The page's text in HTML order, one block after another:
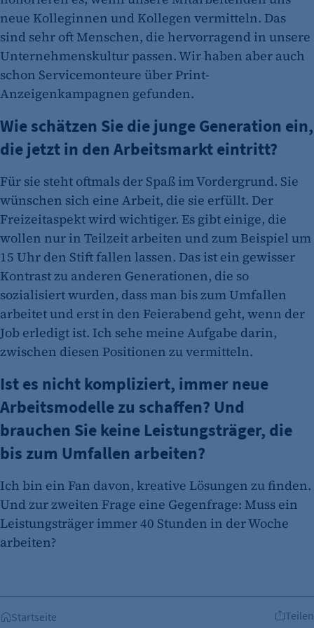
Name:
fe_typo_user
CMS TYPO3
Zweck:
Benutzer-Sessions (z. B. bei Login, Umfrage
oder Formularen). Wird auch bei Caching zur
Identifizierung verwendet.
Cookie Laufzeit:
Session
Cookie Consent
Name:
cookie_consent
Zweck:
Dieser Cookie speichert die ausgewählten
Einverständnis-Optionen des Benutzers
Cookie Laufzeit:
1 Jahr
etracker Analytics
Name:
neue Kolleginnen und Kollegen vermitteln. Das
sind sehr oft Menschen, die hervorragend in unsere
Unternehmenskultur passen. Wir haben aber auch
schon Servicemonteure über Print-
Anzeigenkampagnen gefunden.
Wie schätzen Sie die junge Generation ein,
die jetzt in den Arbeitsmarkt eintritt?
Für sie steht oftmals der Spaß im Vordergrund. Sie
wünschen sich eine Arbeit, die sie erfüllt. Der
Freizeitaspekt wird wichtiger. Es gibt einige, die
wollen nur in Teilzeit arbeiten und zum Beispiel um
15 Uhr den Stift fallen lassen. Das ist ein gewisser
Kontrast zu anderen Generationen, die so
sozialisiert wurden, dass man bis zum Umfallen
arbeitet und erst in den Feierabend geht, wenn der
Job erledigt ist. Ich sehe meine Aufgabe darin,
zwischen diesen Positionen zu vermitteln.
Ist es nicht kompliziert, immer neue
Arbeitsmodelle zu schaffen? Und
brauchen Sie keine Leistungsträger, die
bis zum Umfallen arbeiten?
Ich bin ein Fan davon, kreative Lösungen zu finden.
Und zur zweiten Frage eine Gegenfrage: Muss ein
Leistungsträger immer 40 Stunden in der Woche
arbeiten?
Startseite Teilen